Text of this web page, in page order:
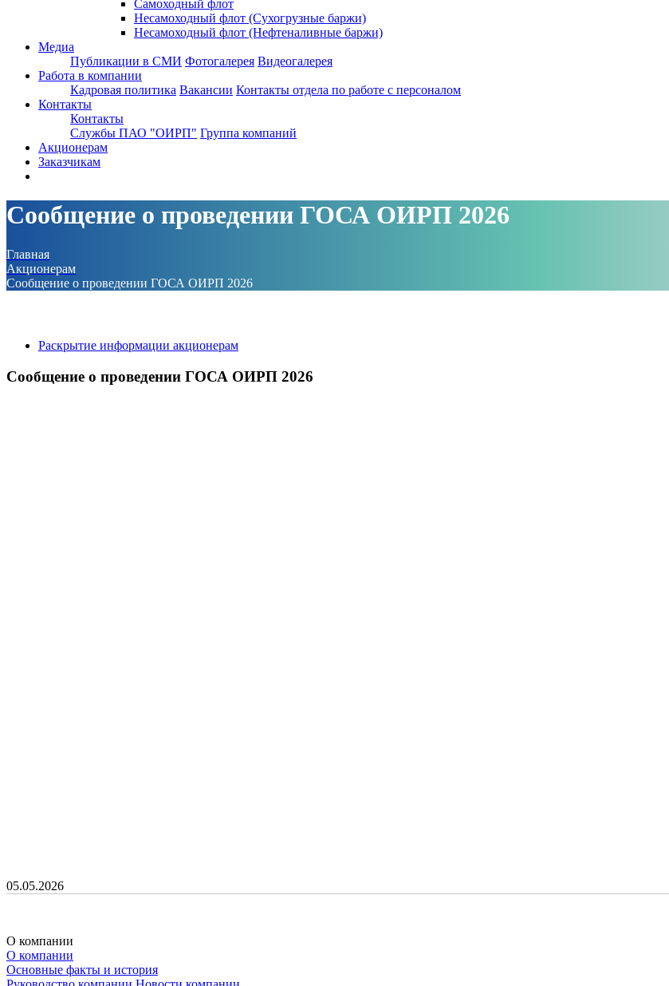
Самоходный флот
Несамоходный флот (Сухогрузные баржи)
Несамоходный флот (Нефтеналивные баржи)
Медиа
Публикации в СМИ Фотогалерея Видеогалерея
Работа в компании
Кадровая политика Вакансии Контакты отдела по работе с персоналом
Контакты
Контакты
Службы ПАО "ОИРП" Группа компаний
Акционерам
Заказчикам
Сообщение о проведении ГОСА ОИРП 2026
Главная
Акционерам
Сообщение о проведении ГОСА ОИРП 2026
Раскрытие информации акционерам
Сообщение о проведении ГОСА ОИРП 2026
05.05.2026
О компании
О компании
Основные факты и история